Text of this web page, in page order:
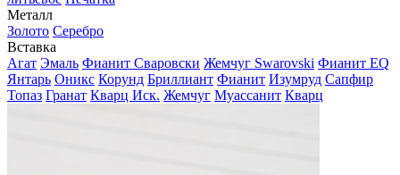
Металл
Золото Серебро
Вставка
Агат Эмаль Фианит Сваровски Жемчуг Swarovski Фианит EQ
Янтарь Оникс Корунд Бриллиант Фианит Изумруд Сапфир
Топаз Гранат Кварц Иск. Жемчуг Муассанит Кварц